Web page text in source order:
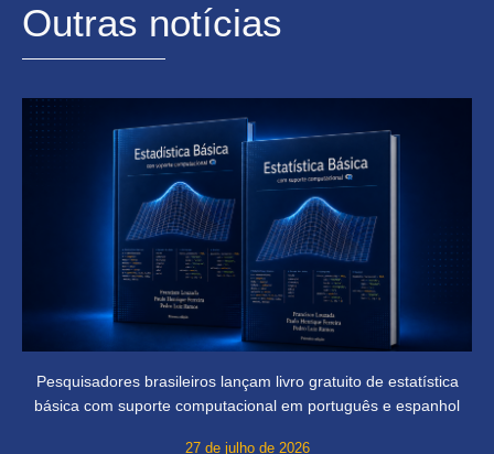
Outras notícias
Pesquisadores brasileiros lançam livro gratuito de estatística
básica com suporte computacional em português e espanhol
27 de julho de 2026